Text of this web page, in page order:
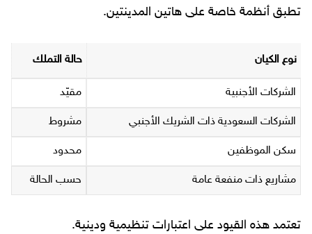
تطبق أنظمة خاصة على هاتين المدينتين.
نوع الكيان حالة التملك
الشركات الأجنبية مقيّد
الشركات السعودية ذات الشريك الأجنبي مشروط
سكن الموظفين محدود
مشاريع ذات منفعة عامة حسب الحالة
تعتمد هذه القيود على اعتبارات تنظيمية ودينية.